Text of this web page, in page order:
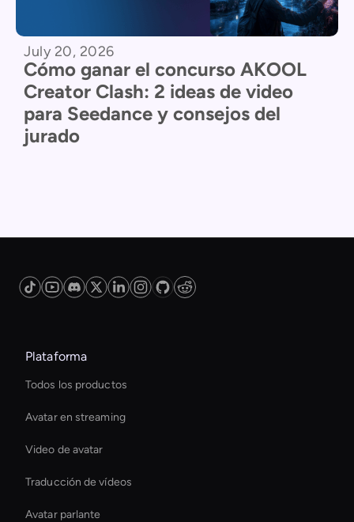
July 20, 2026
Cómo ganar el concurso AKOOL
Creator Clash: 2 ideas de video
para Seedance y consejos del
jurado
Plataforma
Todos los productos
Avatar en streaming
Video de avatar
Traducción de vídeos
Avatar parlante